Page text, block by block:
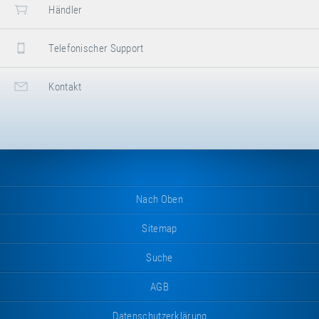
Händler
Telefonischer Support
Kontakt
Nach Oben
Sitemap
Suche
AGB
Datenschutzerklärung